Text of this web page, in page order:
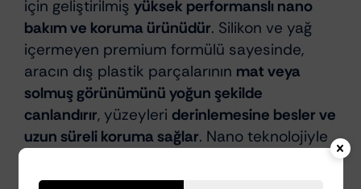
için geliştirilmiş yüksek performanslı nano
bakım ve koruma ürünüdür. Silikon ve yağ
içermeyen premium formülü sayesinde,
aracın dış plastik parçalarının mat veya
solmuş görünümünü yoğun şekilde
canlandırır, yüzeyleri derinlemesine besler ve
uzun süreli koruma sağlar. Nano teknolojiyle
ışınlarına ve hava koşullarına karşı yüksek